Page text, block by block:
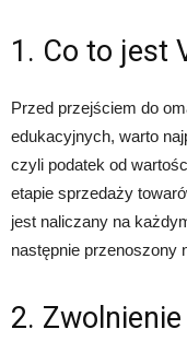
1. Co to jest
Przed przejściem do
edukacyjnych, warto
czyli podatek od
etapie sprzedaży
jest naliczany na
następnie przenoszony
2. Zwolnienie